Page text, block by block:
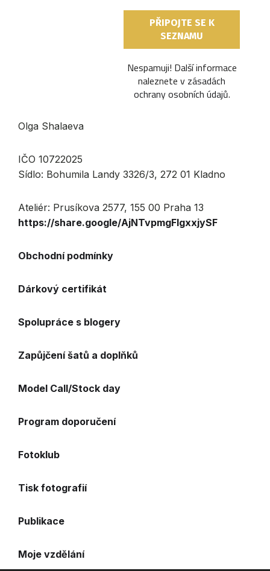
Nespamuji! Další informace
naleznete v zásadách
ochrany osobních údajů.
Olga Shalaeva
IČO 10722025
Sídlo: Bohumila Landy 3326/3, 272 01 Kladno
Ateliér: Prusíkova 2577, 155 00 Praha 13
https://share.google/AjNTvpmgFlgxxjySF
Obchodní podmínky
Dárkový certifikát
Spolupráce s blogery
Zapůjčení šatů a doplňků
Model Call/Stock day
Program doporučení
Fotoklub
Tisk fotografií
Publikace
Moje vzdělání